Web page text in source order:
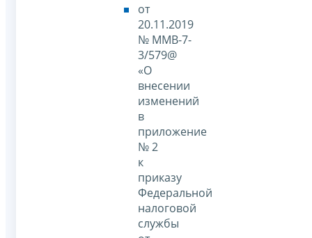
от
20.11.2019
№ ММВ-7-
3/579@
«О
внесении
изменений
в
приложение
№ 2
к
приказу
Федеральной
налоговой
службы